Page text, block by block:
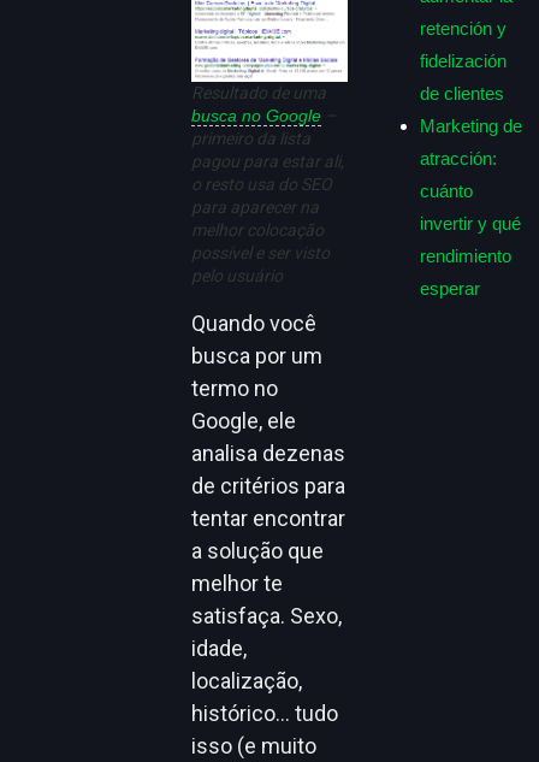
Resultado de uma
busca no Google
primeiro da lista
pagou para estar ali,
o resto usa do SEO
para aparecer na
melhor colocação
possível e ser visto
pelo usuário
Quando você
busca por um
termo no
Google, ele
analisa dezenas
de critérios para
tentar encontrar
a solução que
melhor te
satisfaça. Sexo,
idade,
localização,
histórico… tudo
isso (e muito
retención y
fidelización
de clientes
Marketing de
atracción:
cuánto
invertir y qué
rendimiento
esperar